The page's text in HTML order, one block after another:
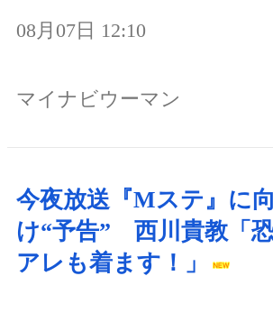
08月07日 12:10
マイナビウーマン
今夜放送『Mステ』に向
け“予告” 西川貴教「恐
アレも着ます！」